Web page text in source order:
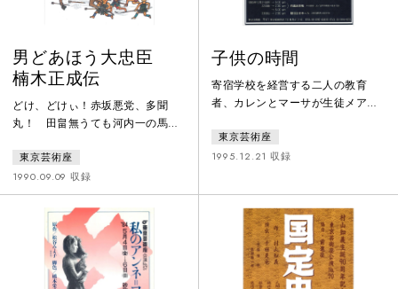
男どあほう大忠臣
楠木正成伝
どけ、どけぃ！赤坂悪党、多聞
丸！ 田畠無うても河内一の馬
れ、走れ、走るんじゃい。もの盗
り・追剥ぎ、ぶった斬れ！ほやが
百姓・散所、斬ったらあかん！と
にかくわいは正義を成すじゃ！わ
かったか！
東京芸術座
1990.09.09 収録
子供の時間
寄宿学校を経営する二人の教育
者、カレンとマーサが生徒メアリ
れ学校はつぶれてしまう。カレン
は婚約者ジョーマーサとの仲を疑
ーサは自分が同性愛者であること
否定していたが実はカレンを愛し
ていたと気づき自殺する。「大
人」を生きる子どもと「大人」を
生きる大人と「子ども」を生きる
大人の物語。
東京芸術座
1995.12.21 収録